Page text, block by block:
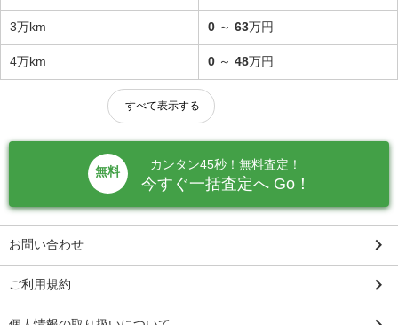
3万km 0 ～ 63万円
4万km 0 ～ 48万円
すべて表示する
無料
カンタン45秒！無料査定！
今すぐ一括査定へ Go！
お問い合わせ keyboard_arrow_right
ご利用規約 keyboard_arrow_right